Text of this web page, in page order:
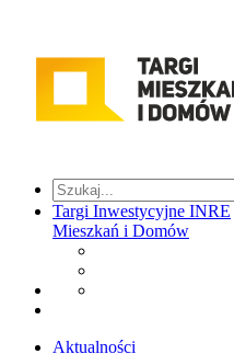
Targi Inwestycyjne INRE
Mieszkań i Domów
Aktualności